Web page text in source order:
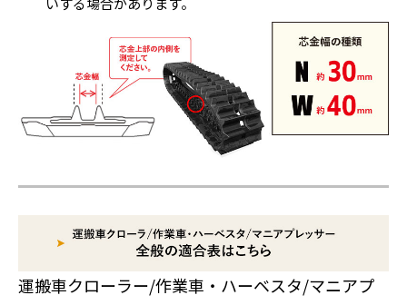
運搬車クローラー/作業車・ハーベスタ/マニアプ